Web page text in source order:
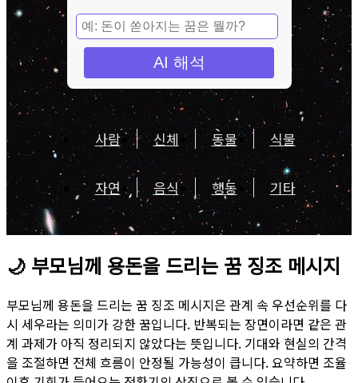
AI 해석
사람 신체 동물 식물
자연 음식 행동 기타
🌙 부모님께 용돈을 드리는 꿈 징조 메시지
부모님께 용돈을 드리는 꿈 징조 메시지은 관계 속 우선순위를 다
시 세우라는 의미가 강한 꿈입니다. 반복되는 장면이라면 같은 관
계 과제가 아직 정리되지 않았다는 뜻입니다. 기대와 현실의 간격
을 조절하면 전체 흐름이 안정될 가능성이 큽니다. 요약하면 조율